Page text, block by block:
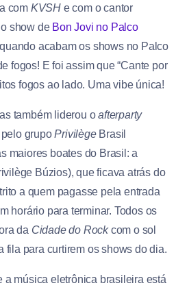
com KVSH e com o cantor
show de Bon Jovi no Palco
acabam os shows no Palco
fogos! E foi assim que “Cante por
fogos ao lado. Uma vibe única!
também liderou oafterparty
pelo grupoPrivilègeBrasil
maiores boates do Brasil: a
Búzios), que ficava atrás do
a quem pagasse pela entrada
horário para terminar. Todos os
da Cidade do Rockcom o sol
fila para curtirem os shows do dia.
a música eletrônica brasileira está